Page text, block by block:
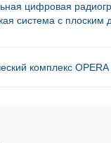
цифровая
система с плоским
комплекс